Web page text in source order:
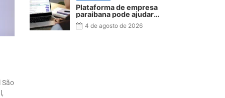
São
Plataforma de empresa
paraibana pode ajudar
escolas na identificação
precoce de sinais de
4 de agosto de 2026